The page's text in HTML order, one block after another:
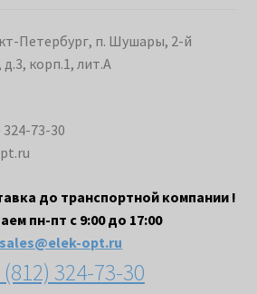
Петербург, п. Шушары, 2-й
корп.1, лит.А
73-30
до транспортной компании !
пн-пт с 9:00 до 17:00
sales@elek-opt.ru
(812) 324-73-30